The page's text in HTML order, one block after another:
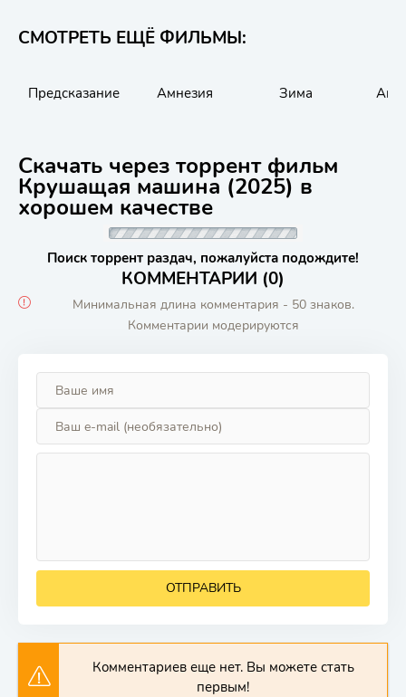
СМОТРЕТЬ ЕЩЁ ФИЛЬМЫ:
Предсказание Амнезия Зима
Скачать через торрент фильм
Крушащая машина (2025) в
хорошем качестве
Поиск торрент раздач, пожалуйста подождите!
КОММЕНТАРИИ (0)
Минимальная длина комментария - 50 знаков.
Комментарии модерируются
ОТПРАВИТЬ
Комментариев еще нет. Вы можете стать
первым!